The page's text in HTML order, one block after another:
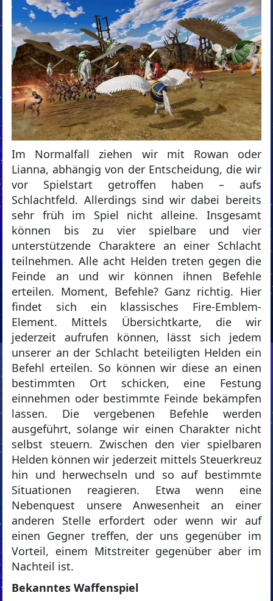
Im Normalfall ziehen wir mit Rowan oder
Lianna, abhängig von der Entscheidung, die wir
vor Spielstart getroffen haben – aufs
Schlachtfeld. Allerdings sind wir dabei bereits
sehr früh im Spiel nicht alleine. Insgesamt
können bis zu vier spielbare und vier
unterstützende Charaktere an einer Schlacht
teilnehmen. Alle acht Helden treten gegen die
Feinde an und wir können ihnen Befehle
erteilen. Moment, Befehle? Ganz richtig. Hier
findet sich ein klassisches Fire-Emblem-
Element. Mittels Übersichtkarte, die wir
jederzeit aufrufen können, lässt sich jedem
unserer an der Schlacht beteiligten Helden ein
Befehl erteilen. So können wir diese an einen
bestimmten Ort schicken, eine Festung
einnehmen oder bestimmte Feinde bekämpfen
lassen. Die vergebenen Befehle werden
ausgeführt, solange wir einen Charakter nicht
selbst steuern. Zwischen den vier spielbaren
Helden können wir jederzeit mittels Steuerkreuz
hin und herwechseln und so auf bestimmte
Situationen reagieren. Etwa wenn eine
Nebenquest unsere Anwesenheit an einer
anderen Stelle erfordert oder wenn wir auf
einen Gegner treffen, der uns gegenüber im
Vorteil, einem Mitstreiter gegenüber aber im
Nachteil ist.
Bekanntes Waffenspiel